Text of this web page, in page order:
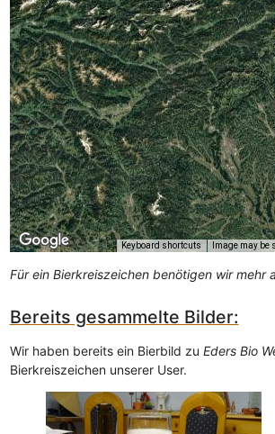
Keyboard shortcuts Image may be
Für ein Bierkreiszeichen benötigen wir mehr
Bereits gesammelte Bilder:
Wir haben bereits ein Bierbild zu Eders Bio
Bierkreiszeichen unserer User.